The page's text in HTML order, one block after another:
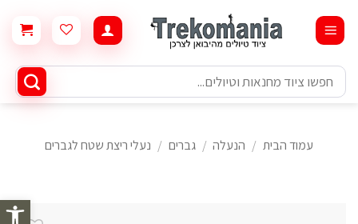
פתח
content
חיפוש
עבור:
עמוד הבית / הנעלה / גברים / נעלי ריצת שטח לגברים